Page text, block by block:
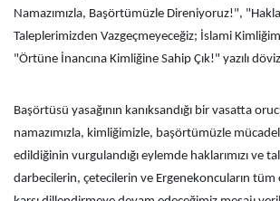
Namazımızla, Başörtümüzle Direniyoruz!",
Taleplerimizden Vazgeçmeyeceğiz; İslami
"Örtüne İnancına Kimliğine Sahip Çık!" yazılı
Başörtüsü yasağının kanıksandığı bir vasatta
namazımızla, kimliğimizle, başörtümüzle
edildiğinin vurgulandığı eylemde haklarımızı ve
darbecilerin, çetecilerin ve Ergenekoncuların tüm